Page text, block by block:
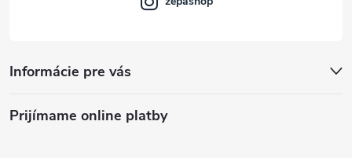
Informácie pre vás
Prijímame online platby